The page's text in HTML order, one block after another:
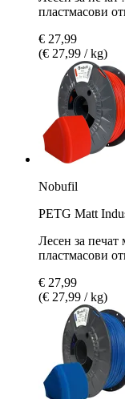
пластмасови
€ 27,99
(€ 27,99 / kg)
Nobufil
PETG Matt
Лесен за
пластмасови
€ 27,99
(€ 27,99 / kg)